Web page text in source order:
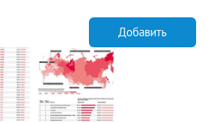
Добавить